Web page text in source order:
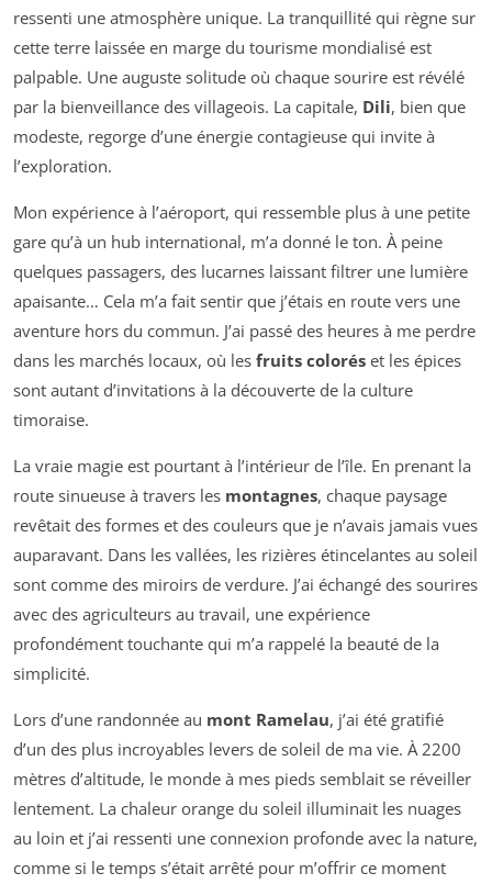
ressenti une atmosphère unique. La tranquillité qui règne sur
cette terre laissée en marge du tourisme mondialisé est
palpable. Une auguste solitude où chaque sourire est révélé
par la bienveillance des villageois. La capitale, Dili, bien que
modeste, regorge d’une énergie contagieuse qui invite à
l’exploration.
Mon expérience à l’aéroport, qui ressemble plus à une petite
gare qu’à un hub international, m’a donné le ton. À peine
quelques passagers, des lucarnes laissant filtrer une lumière
apaisante… Cela m’a fait sentir que j’étais en route vers une
aventure hors du commun. J’ai passé des heures à me perdre
dans les marchés locaux, où les fruits colorés et les épices
sont autant d’invitations à la découverte de la culture
timoraise.
La vraie magie est pourtant à l’intérieur de l’île. En prenant la
route sinueuse à travers les montagnes, chaque paysage
revêtait des formes et des couleurs que je n’avais jamais vues
auparavant. Dans les vallées, les rizières étincelantes au soleil
sont comme des miroirs de verdure. J’ai échangé des sourires
avec des agriculteurs au travail, une expérience
profondément touchante qui m’a rappelé la beauté de la
simplicité.
Lors d’une randonnée au mont Ramelau, j’ai été gratifié
d’un des plus incroyables levers de soleil de ma vie. À 2200
mètres d’altitude, le monde à mes pieds semblait se réveiller
lentement. La chaleur orange du soleil illuminait les nuages
au loin et j’ai ressenti une connexion profonde avec la nature,
comme si le temps s’était arrêté pour m’offrir ce moment